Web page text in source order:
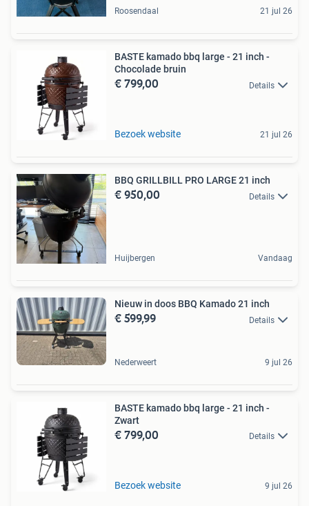
Roosendaal 21 jul 26
BASTE kamado bbq large - 21 inch -
Chocolade bruin
€ 799,00 Details
Bezoek website 21 jul 26
BBQ GRILLBILL PRO LARGE 21 inch
€ 950,00 Details
Huijbergen Vandaag
Nieuw in doos BBQ Kamado 21 inch
€ 599,99 Details
Nederweert 9 jul 26
BASTE kamado bbq large - 21 inch -
Zwart
€ 799,00 Details
Bezoek website 9 jul 26